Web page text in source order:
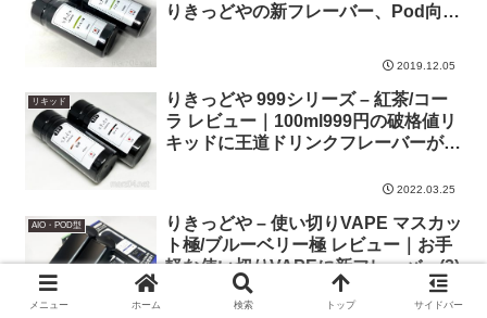
りきっどやの新フレーバー、Pod向き
2019.12.05
リキッド
りきっどや 999シリーズ – 紅茶/コー
ラ レビュー｜100ml999円の破格値リ
キッドに王道ドリンクフレーバーが追
2022.03.25
AIO・POD型
りきっどや – 使い切りVAPE マスカッ
ト極/ブルーベリー極 レビュー｜お手
軽な使い切りVAPEに新フレーバー(2)
メニュー ホーム 検索 トップ サイドバー